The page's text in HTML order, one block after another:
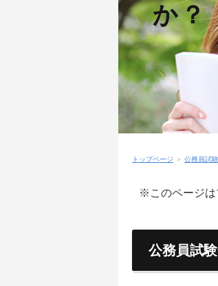
か？
トップページ ＞ 公務員試
※このページは
公務員試